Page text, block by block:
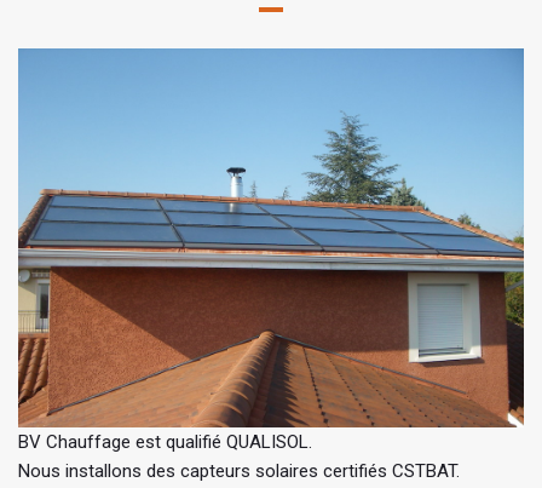
BV Chauffage est qualifié QUALISOL.
Nous installons des capteurs solaires certifiés CSTBAT.